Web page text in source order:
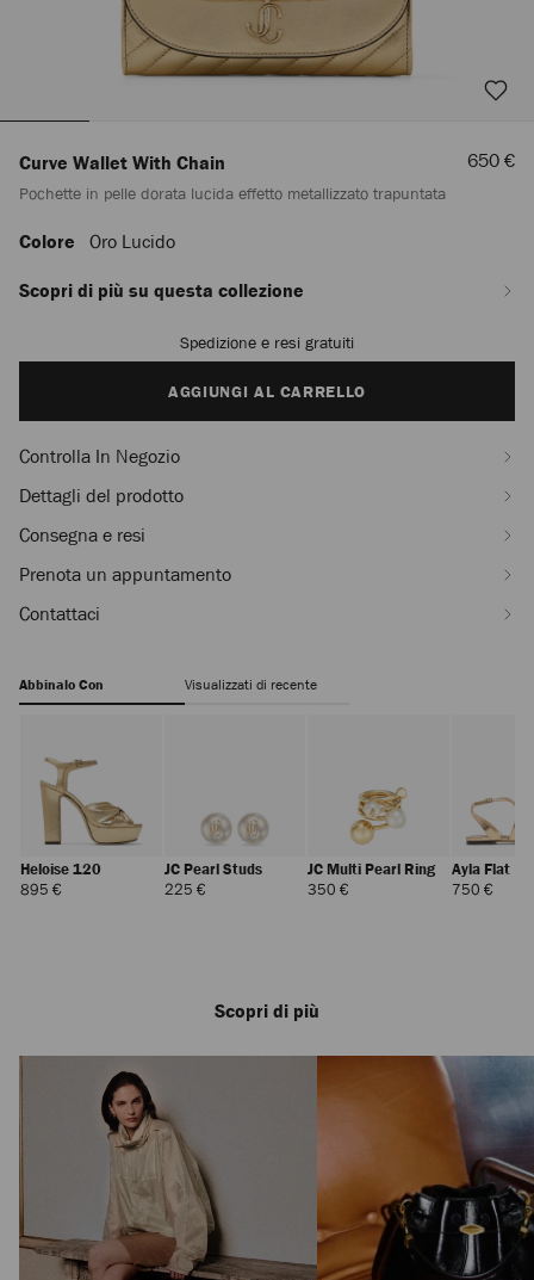
Curve Wallet With Chain
Pochette in pelle dorata lucida effetto metallizzato trapuntata
Prezzo
650 €
https://row.jimmychoo.com/it/donna/accessori/curve-
with-
effetto-
metallizzato-
trapuntata-
J000178972001.html
Colore
Oro Lucido
Scopri di più su questa collezione
to
Spedizione e resi gratuiti
AGGIUNGI AL CARRELLO
Controlla In Negozio
Dettagli del prodotto
Consegna e resi
Prenota un appuntamento
Contattaci
Abbinalo Con Visualizzati di recente
Heloise 120
895 €
JC Pearl Studs
225 €Prezzo
Standard
JC Multi Pearl Ring
350 €
Ayla Flat
750 €
Curve Wallet With
Prezzo
Standard
Scopri di più